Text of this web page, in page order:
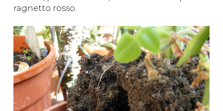
ragnetto rosso.